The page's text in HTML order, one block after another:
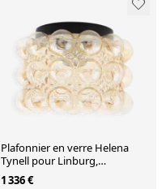
Plafonnier en verre Helena
Tynell pour Linburg,
Allemagne, 1960
1 336 €